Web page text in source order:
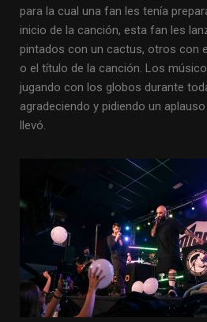
para la cual una fan les tenía
inicio de la canción, esta fan les
pintados con un cactus, otros con
o el título de la canción. Los
jugando con los globos durante
agradeciendo y pidiendo un
llevó.